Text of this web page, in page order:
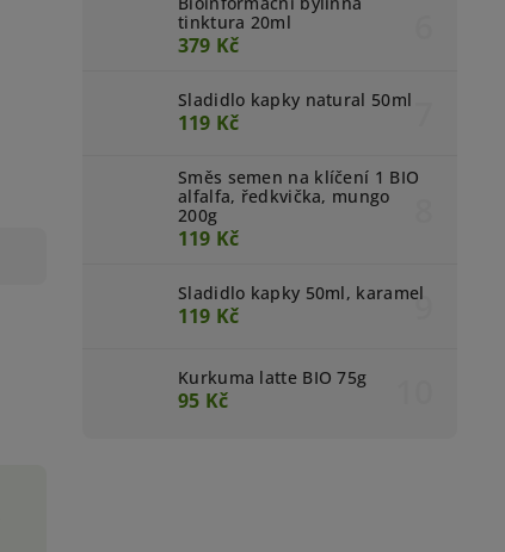
tinktura 20ml
379 Kč
Sladidlo kapky natural 50ml
119 Kč
Směs semen na klíčení 1 BIO
alfalfa, ředkvička, mungo
200g
119 Kč
Sladidlo kapky 50ml, karamel
119 Kč
Kurkuma latte BIO 75g
95 Kč